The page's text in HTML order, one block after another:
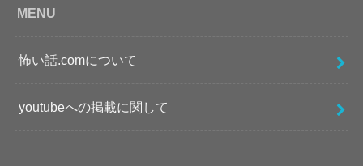
MENU
怖い話.comについて
youtubeへの掲載に関して